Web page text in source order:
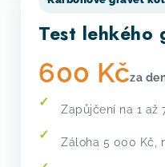
Test lehkého
600 Kčza
Zapůjčení na 1 až
Záloha 5 000 Kč,